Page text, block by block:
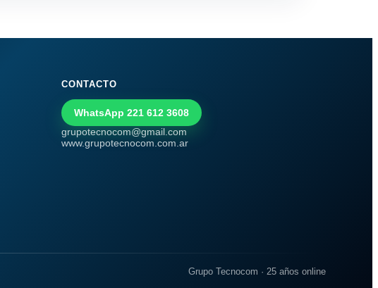
CONTACTO
WhatsApp 221 612 3608
grupotecnocom@gmail.com
www.grupotecnocom.com.ar
Grupo Tecnocom · 25 años online